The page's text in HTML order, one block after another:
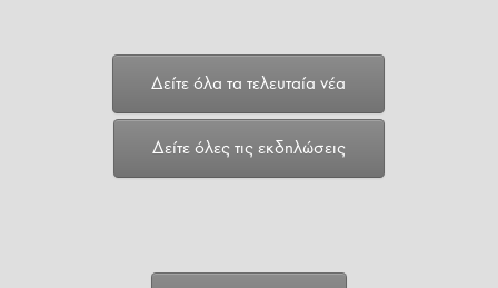
Δείτε όλα τα τελευταία νέα
Δείτε όλες τις εκδηλώσεις